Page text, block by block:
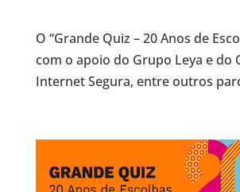
O “Grande Quiz – 20 Anos de
com o apoio do Grupo Leya e do
Internet Segura, entre outros